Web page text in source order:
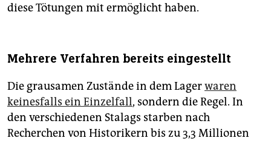
diese Tötungen mit ermöglicht haben.
Mehrere Verfahren bereits eingestellt
Die grausamen Zustände in dem Lagerwaren
keinesfalls ein Einzelfall, sondern die Regel. In
den verschiedenen Stalags starben nach
Recherchen von Historikern bis zu 3,3 Millionen